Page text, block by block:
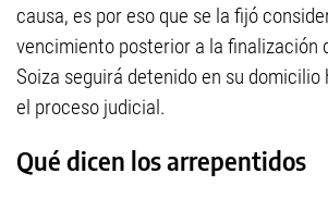
causa, es por eso que se la fijó
vencimiento posterior a la finalización
Soiza seguirá detenido en su
el proceso judicial.
Qué dicen los arrepentidos